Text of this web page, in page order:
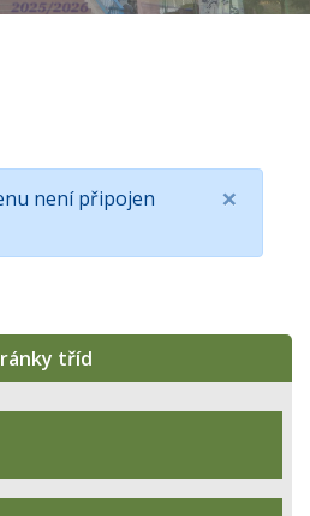
×
není připojen
tříd